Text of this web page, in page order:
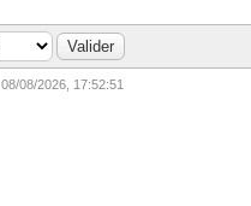
08/08/2026, 17:52:51